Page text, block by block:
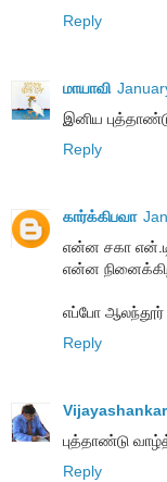
Reply
மாயாவி
இனிய
Reply
கார்க்கிபவா
என்ன சகா என்.டி
என்ன
எப்போ ஆலந்தூர்
Reply
Vijayashankar
புத்தாண்டு
Reply